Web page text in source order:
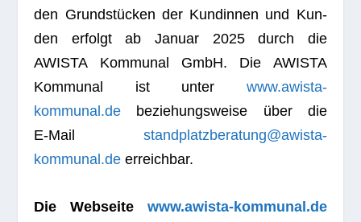
den Grund­stü­cken der Kun­din­nen und Kun­
den erfolgt ab Januar 2025 durch die
AWISTA Kom­mu­nal GmbH. Die AWISTA
Kom­mu­nal ist unter www.awista-
kommunal.de bezie­hungs­weise über die
E‑Mail standplatzberatung@awista-
kommunal.de erreichbar.
Die Web­seite www.awista-kommunal.de